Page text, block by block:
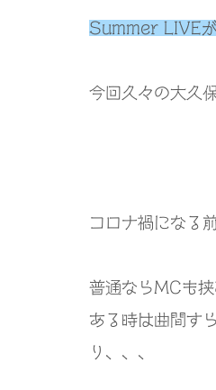
Summer LIVE
今回久々の大久
コロナ禍になる
普通ならMCも
ある時は曲間す
り、、、